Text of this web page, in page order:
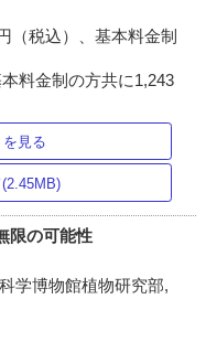
（税込）、基本料金制
料金制の方共に1,243
見る
限の可能性
学博物館植物研究部,